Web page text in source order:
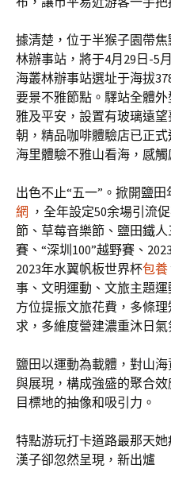
據清楚，位于半猴子園帶
林辦事站，將于4月29日-5
海叢林辦事站選址于海拔
要景不雅節點。驛站全體
雅及平安，設置有玻璃遠
朝，精品咖啡體驗店已正
海里體驗不雅山看海，感
出色不止“五一”。掀開鹽
網 ，全年設定50余場引流
節、草莓音樂節、鹽田鐵
賽、“深圳100”越野賽、
2023年水翼帆板世界杯包養
事、文明運動、文旅主題
方位提振文旅花費，多條
求，多維度營建濃重沐日氣
鹽田以運動為載體，對山
與展現，構成強盛的聚合
目標地的抽像和吸引力。
特點游玩打卡道路最那天
漢子卻忽然呈現，新出爐